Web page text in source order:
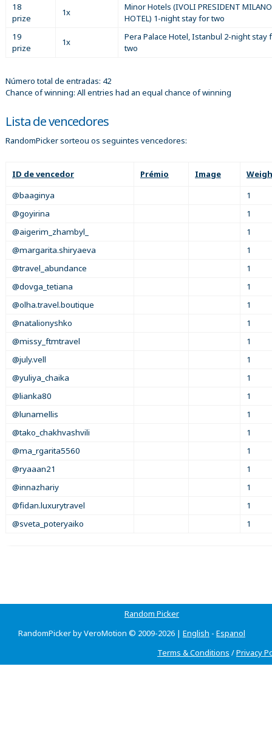
18
prize
1x
Minor Hotels (IVOLI PRESIDENT MILANO
HOTEL) 1-night stay for two
19
prize
1x
Pera Palace Hotel, Istanbul 2-night stay
two
Número total de entradas: 42
Chance of winning: All entries had an equal chance of winning
Lista de vencedores
RandomPicker sorteou os seguintes vencedores:
ID de vencedor Prémio Image
@baaginya
1
@goyirina
1
@aigerim_zhambyl_
1
@margarita.shiryaeva
1
@travel_abundance
1
@dovga_tetiana
1
@olha.travel.boutique
1
@natalionyshko
1
@missy_ftmtravel
1
@july.vell
1
@yuliya_chaika
1
@lianka80
1
@lunamellis
1
@tako_chakhvashvili
1
@ma_rgarita5560
1
@ryaaan21
1
@innazhariy
1
@fidan.luxurytravel
1
@sveta_poteryaiko
1
Random Picker
RandomPicker by VeroMotion © 2009-2026 | English - Espanol
Terms & Conditions /Privacy